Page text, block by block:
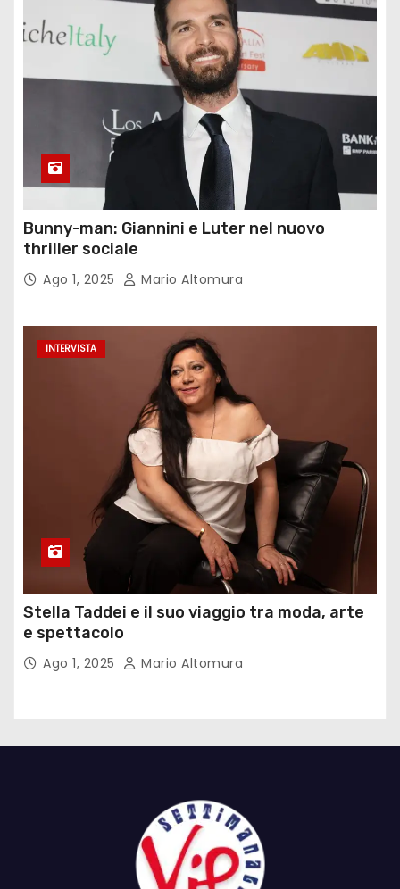
Bunny-man: Giannini e Luter nel nuovo
thriller sociale
Ago 1, 2025 Mario Altomura
INTERVISTA
Stella Taddei e il suo viaggio tra moda, arte
e spettacolo
Ago 1, 2025 Mario Altomura